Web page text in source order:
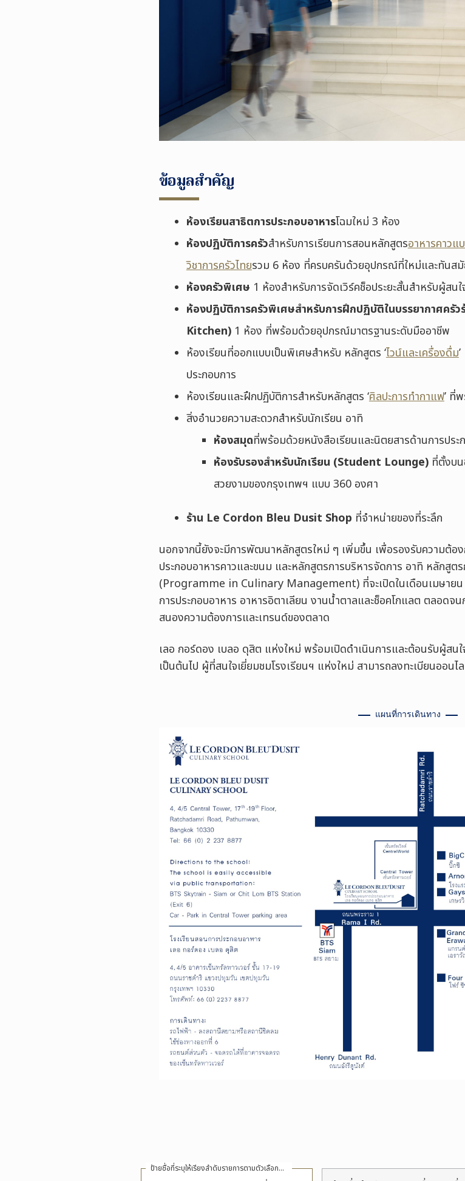
ข้อมูลสำคัญ
ห้องเรียนสาธิตการประกอบอาหารโฉมใหม่ 3 ห้อง
ห้องปฏิบัติการครัวสำหรับการเรียนการสอนหลักสูตรอาหารคาวแ
วิชาการครัวไทยรวม 6 ห้อง ที่ครบครันด้วยอุปกรณ์ที่ใหม่และทันส
ห้องครัวพิเศษ 1 ห้องสำหรับการจัดเวิร์คช็อประยะสั้นสำหรับผู้สน
ห้องปฏิบัติการครัวพิเศษสำหรับการฝึกปฏิบัติในบรรยากาศครั
Kitchen)1 ห้อง ที่พร้อมด้วยอุปกรณ์มาตรฐานระดับมืออาชีพ
ห้องเรียนที่ออกแบบเป็นพิเศษสำหรับ หลักสูตร ‘ไวน์และเครื่องดื่ม
ประกอบการ
ห้องเรียนและฝึกปฏิบัติการสำหรับหลักสูตร ‘ศิลปะการทำกาแฟ’ ที่
สิ่งอำนวยความสะดวกสำหรับนักเรียน อาทิ
ห้องสมุดที่พร้อมด้วยหนังสือเรียนและนิตยสารด้านการประ
ห้องรับรองสำหรับนักเรียน (Student Lounge)ที่ตั้งบน
สวยงามของกรุงเทพฯ แบบ 360 องศา
ร้าน Le Cordon Bleu Dusit Shop ที่จำหน่ายของที่ระลึก
นอกจากนี้ยังจะมีการพัฒนาหลักสูตรใหม่ ๆ เพิ่มขึ้น เพื่อรองรับความต้อ
ประกอบอาหารคาวและขนม และหลักสูตรการบริหารจัดการ อาทิ หลักสูต
(Programme in Culinary Management) ที่จะเปิดในเดือนเมษาย
การประกอบอาหาร อาหารอิตาเลียน งานน้ำตาลและช็อคโกแลต ตลอดจ
สนองความต้องการและเทรนด์ของตลาด
เลอ กอร์ดอง เบลอ ดุสิต แห่งใหม่ พร้อมเปิดดำเนินการและต้อนรับผู้สนใ
เป็นต้นไป ผู้ที่สนใจเยี่ยมชมโรงเรียนฯ แห่งใหม่ สามารถลงทะเบียนออนไ
แผนที่การเดินทาง
ป้ายชื่อที่ระบุให้เรียงลำดับรายการตามตัวเลือกที่ระบุ